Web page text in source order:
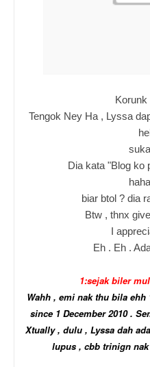
Korunk
Tengok Ney Ha , Lyssa
Dia kata "Blog ko
biar btol ? dia
Btw , thnx
I
Eh . Eh .
1:sejak biler
Wahh , emi nak thu bila
since 1 December 2010 .
Xtually , dulu , Lyssa dah
lupus , cbb trinign